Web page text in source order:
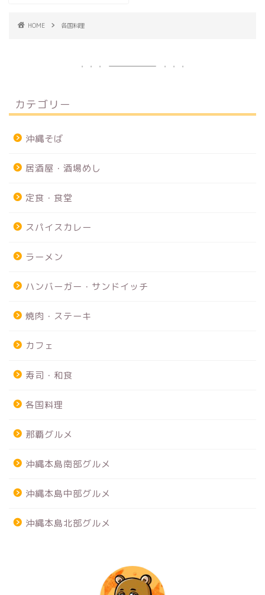
HOME 各国料理
カテゴリー
沖縄そば
居酒屋・酒場めし
定食・食堂
スパイスカレー
ラーメン
ハンバーガー・サンドイッチ
焼肉・ステーキ
カフェ
寿司・和食
各国料理
那覇グルメ
沖縄本島南部グルメ
沖縄本島中部グルメ
沖縄本島北部グルメ